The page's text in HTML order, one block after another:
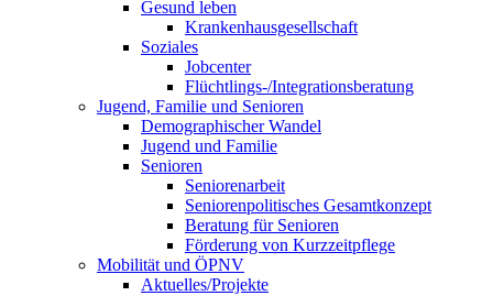
Gesund leben
Krankenhausgesellschaft
Soziales
Jobcenter
Flüchtlings-/Integrationsberatung
Jugend, Familie und Senioren
Demographischer Wandel
Jugend und Familie
Senioren
Seniorenarbeit
Seniorenpolitisches Gesamtkonzept
Beratung für Senioren
Förderung von Kurzzeitpflege
Mobilität und ÖPNV
Aktuelles/Projekte